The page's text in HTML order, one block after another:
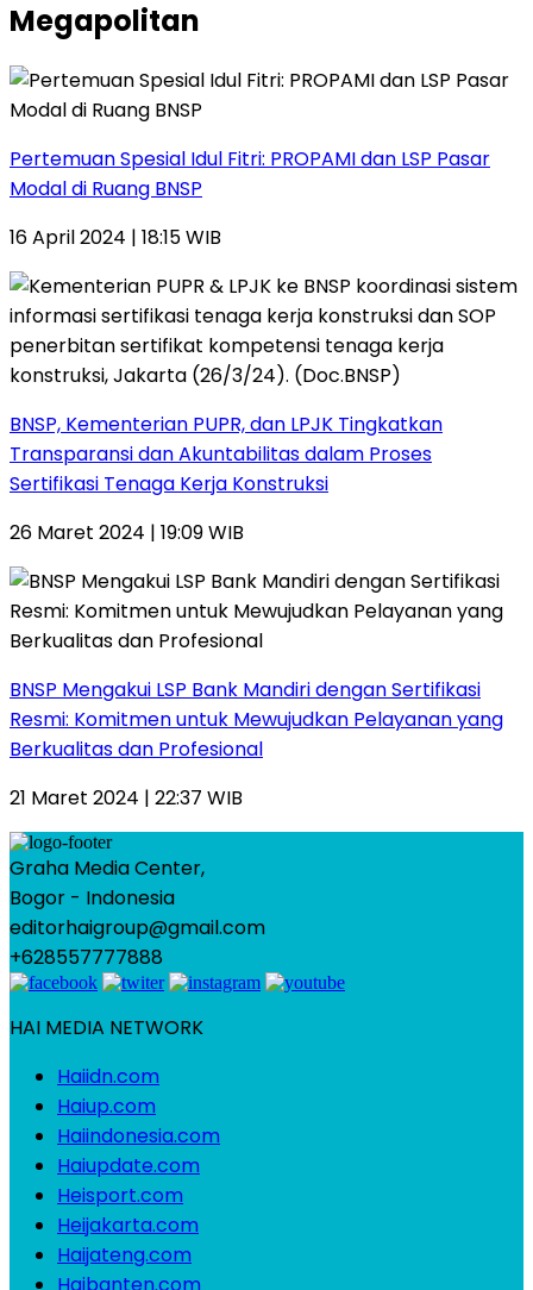
Megapolitan
Pertemuan Spesial Idul Fitri: PROPAMI dan LSP Pasar
Modal di Ruang BNSP
16 April 2024 | 18:15 WIB
BNSP, Kementerian PUPR, dan LPJK Tingkatkan
Transparansi dan Akuntabilitas dalam Proses
Sertifikasi Tenaga Kerja Konstruksi
26 Maret 2024 | 19:09 WIB
BNSP Mengakui LSP Bank Mandiri dengan Sertifikasi
Resmi: Komitmen untuk Mewujudkan Pelayanan yang
Berkualitas dan Profesional
21 Maret 2024 | 22:37 WIB
Graha Media Center,
Bogor - Indonesia
editorhaigroup@gmail.com
+628557777888
HAI MEDIA NETWORK
Haiidn.com
Haiup.com
Haiindonesia.com
Haiupdate.com
Heisport.com
Heijakarta.com
Haijateng.com